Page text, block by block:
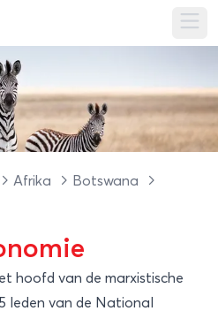
Afrika
Botswana
hoofd van de marxistische
leden van de National